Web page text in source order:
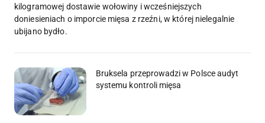
kilogramowej dostawie wołowiny i wcześniejszych
doniesieniach o imporcie mięsa z rzeźni, w której nielegalnie
ubijano bydło.
Bruksela przeprowadzi w Polsce audyt
systemu kontroli mięsa